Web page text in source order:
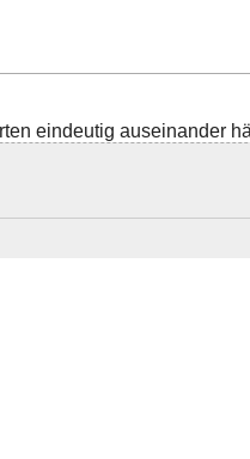
eindeutig auseinander